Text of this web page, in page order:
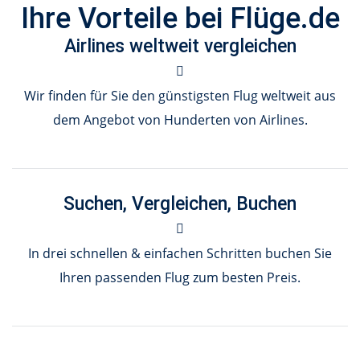
Ihre Vorteile bei Flüge.de
Airlines weltweit vergleichen
Wir finden für Sie den günstigsten Flug weltweit aus
dem Angebot von Hunderten von Airlines.
Suchen, Vergleichen, Buchen
In drei schnellen & einfachen Schritten buchen Sie
Ihren passenden Flug zum besten Preis.